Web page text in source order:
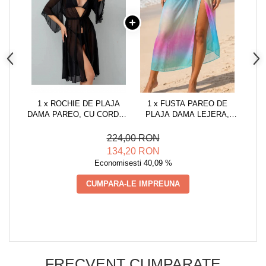
1 x ROCHIE DE PLAJA
DAMA PAREO, CU CORDON
1 x FUSTA PAREO DE
PLAJA DAMA LEJERA,
ALBASTRU/ROZ, ONE SIZE,
224,00 RON
134,20 RON
Economisesti 40,09 %
CUMPARA-LE IMPREUNA